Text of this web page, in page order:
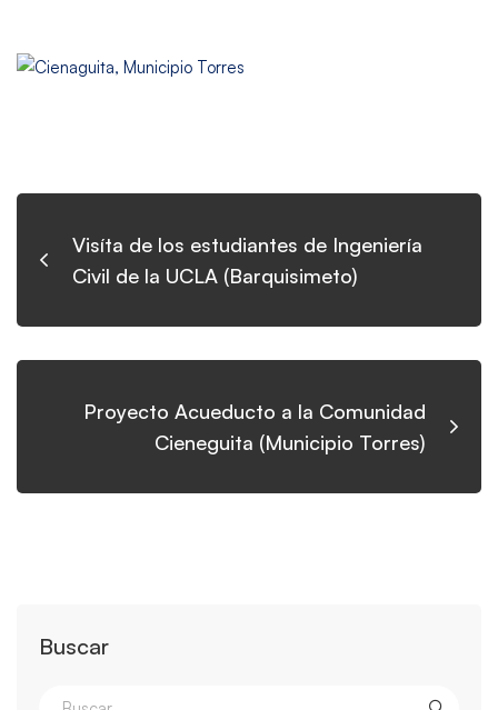
Visíta de los estudiantes de Ingeniería
Civil de la UCLA (Barquisimeto)
Proyecto Acueducto a la Comunidad
Cieneguita (Municipio Torres)
Buscar